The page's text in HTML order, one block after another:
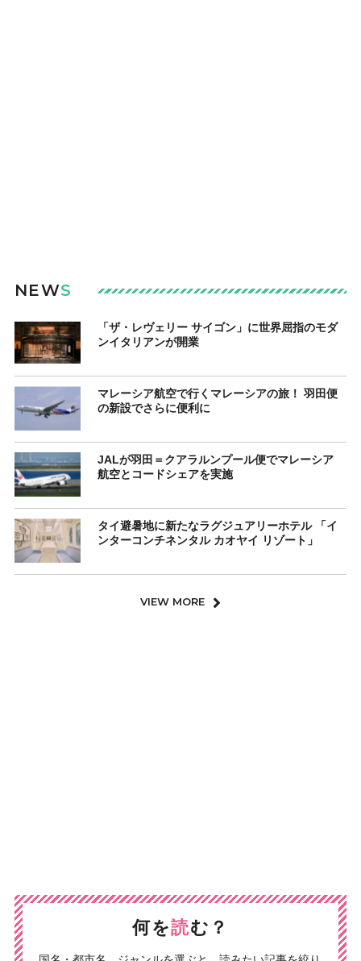
NEWS
「ザ・レヴェリー サイゴン」に世界屈指のモダ
ンイタリアンが開業
マレーシア航空で行くマレーシアの旅！ 羽田便
の新設でさらに便利に
JALが羽田＝クアラルンプール便でマレーシア
航空とコードシェアを実施
タイ避暑地に新たなラグジュアリーホテル 「イ
ンターコンチネンタル カオヤイ リゾート」
VIEW MORE
何を読む？